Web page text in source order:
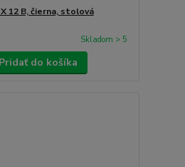
12 B, čierna, stolová
Skladom > 5
Pridať do košíka